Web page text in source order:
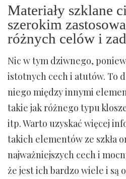
Materiały szklane
szerokim
różnych celów i
Nic w tym dziwnego,
istotnych cech i atutów. To
niego między innymi
takie jak różnego typu
itp. Warto uzyskać więcej
takich elementów ze szkła
najważniejszych cech i
że jest ich bardzo wiele i są